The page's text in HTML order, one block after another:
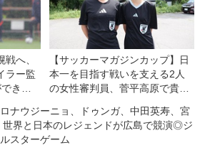
戦へ、
ラー監
きた
【サッカーマガジンカップ】日
本一を目指す戦いを支える2人
の女性審判員、菅平高原で貴重
ナウジーニョ、ドゥンガ、中田英寿、宮
世界と日本のレジェンドが広島で競演◎ジ
スターゲーム